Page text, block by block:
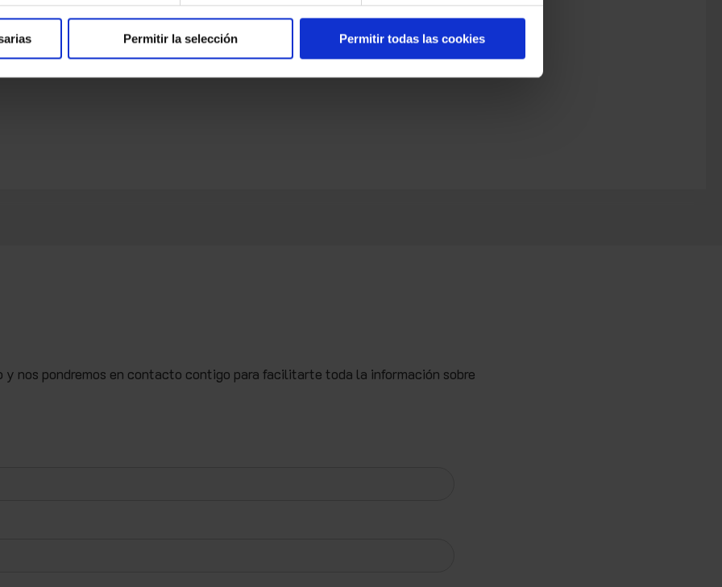
Permitir la selección Permitir todas las cookies
y nos pondremos en contacto contigo para facilitarte toda la información sobre